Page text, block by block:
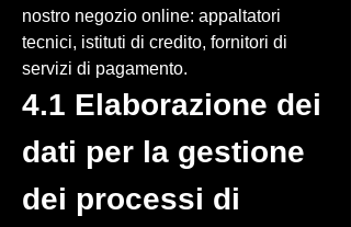
nostro negozio online: appaltatori
tecnici, istituti di credito, fornitori di
servizi di pagamento.
4.1 Elaborazione dei
dati per la gestione
dei processi di